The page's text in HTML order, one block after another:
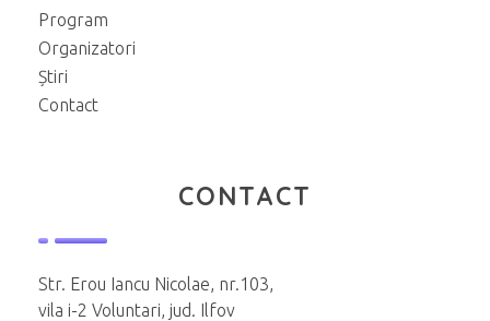
Program
Organizatori
Știri
Contact
CONTACT
Str. Erou Iancu Nicolae, nr.103,
vila i-2 Voluntari, jud. Ilfov